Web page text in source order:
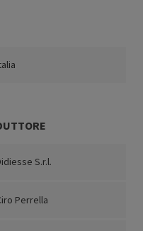
S.r.l.
Perrella